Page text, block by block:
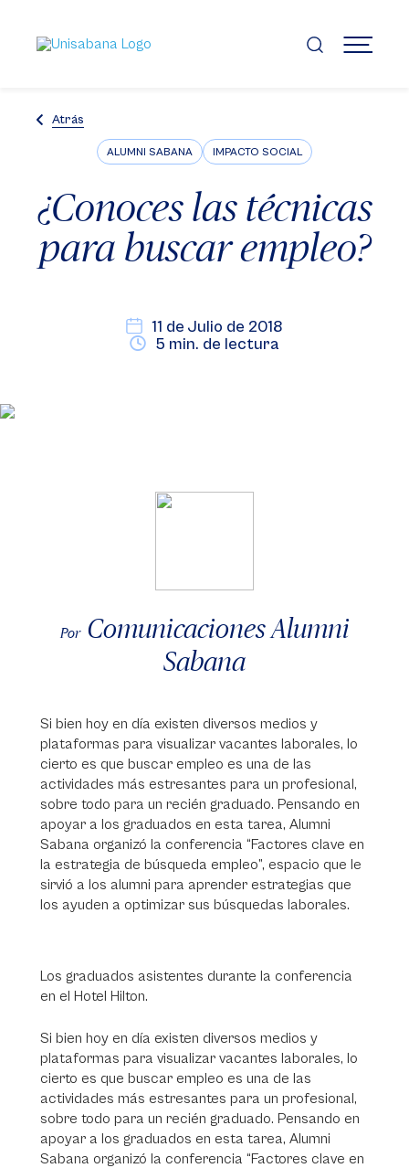
contenido
principal
MENÚ
Atrás
ALUMNI SABANA IMPACTO SOCIAL
¿Conoces las técnicas
para buscar empleo?
11 de Julio de 2018
5 min. de lectura
Por Comunicaciones Alumni
Sabana
Si bien hoy en día existen diversos medios y
plataformas para visualizar vacantes laborales, lo
cierto es que buscar empleo es una de las
actividades más estresantes para un profesional,
sobre todo para un recién graduado. Pensando en
apoyar a los graduados en esta tarea, Alumni
Sabana organizó la conferencia “Factores clave en
la estrategia de búsqueda empleo”, espacio que le
sirvió a los alumni para aprender estrategias que
los ayuden a optimizar sus búsquedas laborales.
Los graduados asistentes durante la conferencia
en el Hotel Hilton.
Si bien hoy en día existen diversos medios y
plataformas para visualizar vacantes laborales, lo
cierto es que buscar empleo es una de las
actividades más estresantes para un profesional,
sobre todo para un recién graduado. Pensando en
apoyar a los graduados en esta tarea, Alumni
Sabana organizó la conferencia “Factores clave en